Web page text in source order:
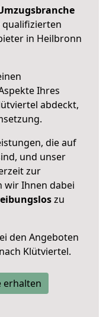
qualifizierten
in Heilbronn
Ihres
abdeckt,
die auf
und unser
zur
wir Ihnen dabei
zu
den Angeboten
Klütviertel.
erhalten